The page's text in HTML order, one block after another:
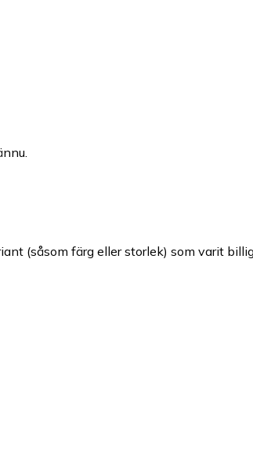
(såsom färg eller storlek) som varit